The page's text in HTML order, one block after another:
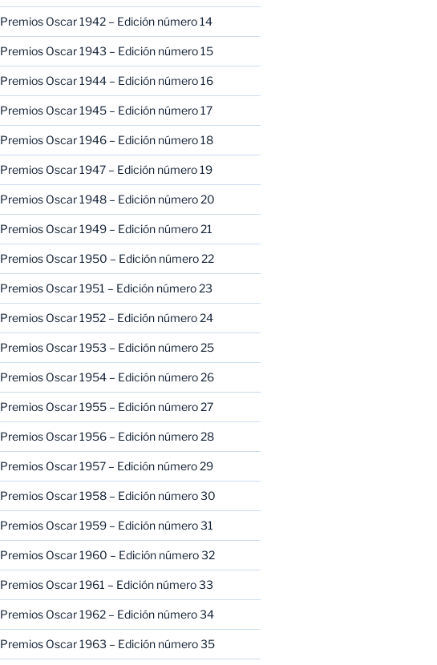
Premios Oscar 1942 – Edición número 14
Premios Oscar 1943 – Edición número 15
Premios Oscar 1944 – Edición número 16
Premios Oscar 1945 – Edición número 17
Premios Oscar 1946 – Edición número 18
Premios Oscar 1947 – Edición número 19
Premios Oscar 1948 – Edición número 20
Premios Oscar 1949 – Edición número 21
Premios Oscar 1950 – Edición número 22
Premios Oscar 1951 – Edición número 23
Premios Oscar 1952 – Edición número 24
Premios Oscar 1953 – Edición número 25
Premios Oscar 1954 – Edición número 26
Premios Oscar 1955 – Edición número 27
Premios Oscar 1956 – Edición número 28
Premios Oscar 1957 – Edición número 29
Premios Oscar 1958 – Edición número 30
Premios Oscar 1959 – Edición número 31
Premios Oscar 1960 – Edición número 32
Premios Oscar 1961 – Edición número 33
Premios Oscar 1962 – Edición número 34
Premios Oscar 1963 – Edición número 35